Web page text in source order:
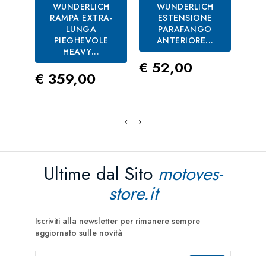
WUNDERLICH
RAMPA EXTRA-
LUNGA
PIEGHEVOLE
HEAVY...
Prezzo
€ 359,00
WUNDERLICH
ESTENSIONE
PARAFANGO
ANTERIORE...
Prezzo
€ 52,00
Ultime dal Sito motoves-
store.it
Iscriviti alla newsletter per rimanere sempre
aggiornato sulle novità